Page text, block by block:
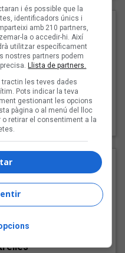
Compte
i és possible que la
identificadors únics i
amb 210 partners,
la o accedir-hi. Així
utilitzar específicament
nostres partners podem
Llista de partners.
tractin les teves dades
Pots indicar la teva
gestionant les opcions
pàgina o al menú del lloc
retirar el consentiment a la